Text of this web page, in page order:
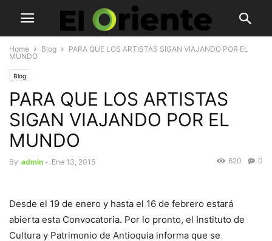
Home Blog
PARA QUE LOS ARTISTAS SIGAN VIAJANDO POR EL
MUNDO
Blog
PARA QUE LOS ARTISTAS
SIGAN VIAJANDO POR EL
MUNDO
By admin - Ene 13, 2015 0
620
Desde el 19 de enero y hasta el 16 de febrero estará
abierta esta Convocatoria. Por lo pronto, el Instituto de
Cultura y Patrimonio de Antioquia informa que se